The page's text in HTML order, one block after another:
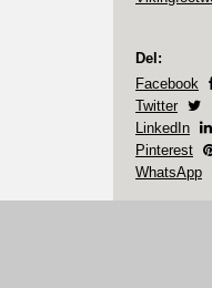
Del:
Facebook
Twitter
LinkedIn
Pinterest
WhatsApp